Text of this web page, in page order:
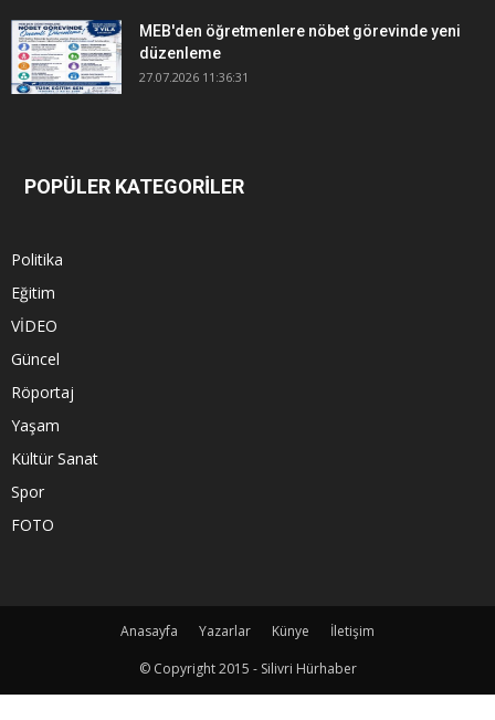
MEB'den öğretmenlere nöbet görevinde yeni
düzenleme
27.07.2026 11:36:31
POPÜLER KATEGORİLER
Politika
Eğitim
VİDEO
Güncel
Röportaj
Yaşam
Kültür Sanat
Spor
FOTO
Anasayfa Yazarlar Künye
İletişim
© Copyright 2015 - Silivri Hürhaber